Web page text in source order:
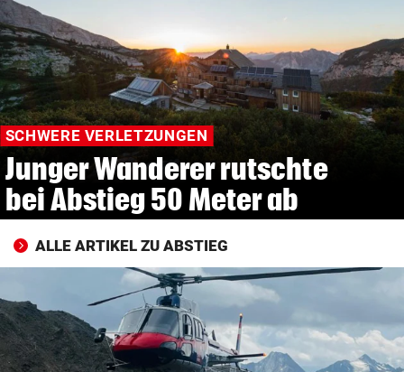
© Krone Multimedia GmbH & Co KG 2026
Muthgasse 2, 1190 Wien
SCHWERE VERLETZUNGEN
Junger Wanderer rutschte
bei Abstieg 50 Meter ab
ALLE ARTIKEL ZU ABSTIEG